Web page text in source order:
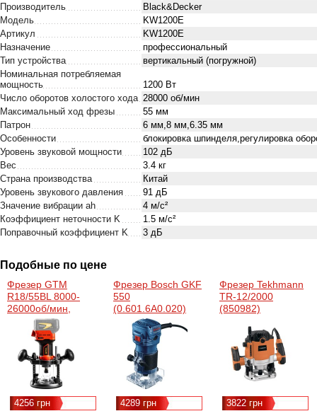
Производитель
Black&Decker
Модель
KW1200E
Артикул
KW1200E
Назначение
профессиональный
Тип устройства
вертикальный (погружной)
Номинальная потребляемая
мощность
1200 Вт
Число оборотов холостого хода 28000 об/мин
Максимальный ход фрезы
55 мм
Патрон
6 мм,8 мм,6.35 мм
Особенности
блокировка шпинделя,регулировка
Уровень звуковой мощности
102 дБ
Вес
3.4 кг
Страна производства
Китай
Уровень звукового давления
91 дБ
Значение вибрации ah
4 м/с²
Коэффициент неточности K
1.5 м/с²
Поправочный коэффициент K
3 дБ
Подобные по цене
Фрезер GTM
R18/55BL 8000-
26000об/мин,
цанга 6/8мм (без
АКБ и ЗУ)
(R18/55BL)
4256 грн
Фрезер Bosch GKF
550
(0.601.6A0.020)
4289 грн
Фрезер Tekhmann
TR-12/2000
(850982)
3822 грн